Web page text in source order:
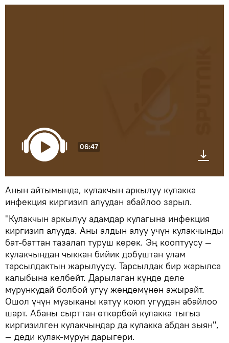
06:47
Анын айтымында, кулакчын аркылуу кулакка
инфекция киргизип алуудан абайлоо зарыл.
"Кулакчын аркылуу адамдар кулагына инфекция
киргизип алууда. Аны алдын алуу учүн кулакчынды
бат-баттан тазалап туруш керек. Эң кооптуусу —
кулакчындан чыккан бийик добуштан улам
тарсылдактын жарылуусу. Тарсылдак бир жарылса
калыбына келбейт. Дарылаган күндө деле
мурункудай болбой угуу жөндөмүнөн ажырайт.
Ошол үчүн музыканы катуу коюп угуудан абайлоо
шарт. Абаны сырттан өткөрбөй кулакка тыгыз
киргизилген кулакчындар да кулакка абдан зыян",
— деди кулак-мурун дарыгери.